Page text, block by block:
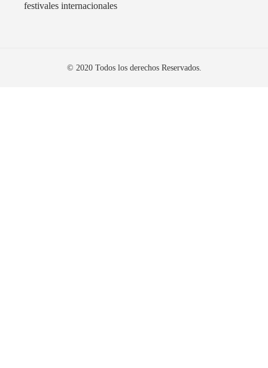
festivales internacionales
© 2020 Todos los derechos Reservados.